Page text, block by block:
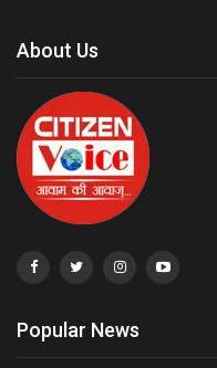
About Us
Popular News